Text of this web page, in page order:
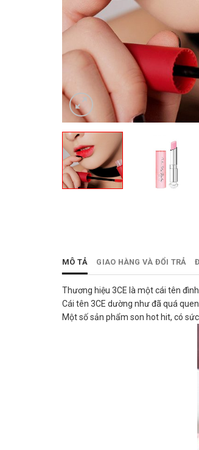
MÔ TẢ GIAO HÀNG VÀ ĐỔI TRẢ
Thương hiệu 3CE là một cái tên
Cái tên 3CE dường như đã quá
Một số sản phẩm son hot hit, có sức